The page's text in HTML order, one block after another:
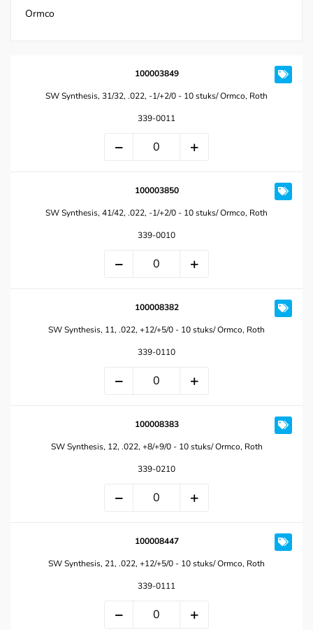
Ormco
100003849
SW Synthesis, 31/32, .022, -1/+2/0 - 10 stuks/ Ormco, Roth
339-0011
100003850
SW Synthesis, 41/42, .022, -1/+2/0 - 10 stuks/ Ormco, Roth
339-0010
100008382
SW Synthesis, 11, .022, +12/+5/0 - 10 stuks/ Ormco, Roth
339-0110
100008383
SW Synthesis, 12, .022, +8/+9/0 - 10 stuks/ Ormco, Roth
339-0210
100008447
SW Synthesis, 21, .022, +12/+5/0 - 10 stuks/ Ormco, Roth
339-0111